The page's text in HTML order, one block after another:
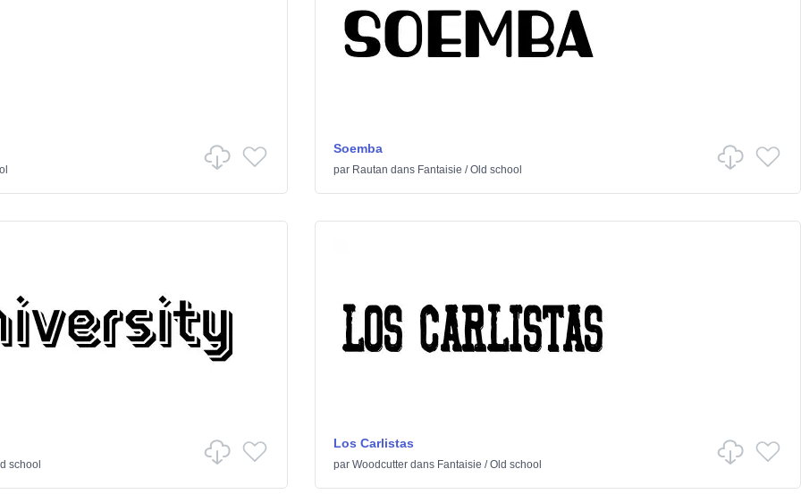
Soemba
par Rautan dans Fantaisie /Old school
school
Los Carlistas
par Woodcutterdans Fantaisie /Old school